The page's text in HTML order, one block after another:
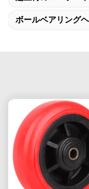
ボールベアリング